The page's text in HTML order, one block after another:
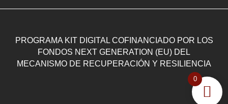
PROGRAMA KIT DIGITAL COFINANCIADO POR LOS
FONDOS NEXT GENERATION (EU) DEL
MECANISMO DE RECUPERACIÓN Y RESILIENCIA
0